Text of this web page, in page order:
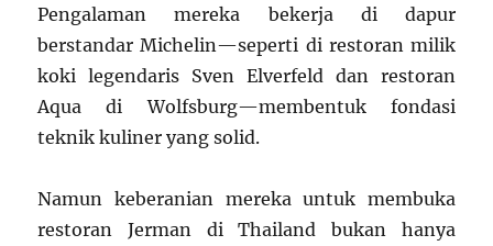
Pengalaman mereka bekerja di dapur
berstandar Michelin—seperti di restoran milik
koki legendaris Sven Elverfeld dan restoran
Aqua di Wolfsburg—membentuk fondasi
teknik kuliner yang solid.
Namun keberanian mereka untuk membuka
restoran Jerman di Thailand bukan hanya